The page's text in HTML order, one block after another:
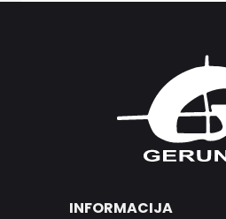
INFORMACIJA